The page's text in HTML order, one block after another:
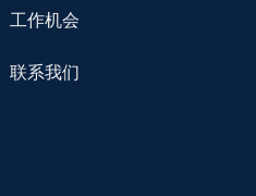
工作机会
联系我们